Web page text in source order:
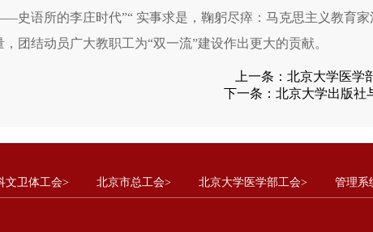
史语所的李庄时代”“ 实事求是，鞠躬尽瘁：马克思主义教育
，团结动员广大教职工为“双一流”建设作出更大的贡献。
上一条： 北京大学医学
下一条： 北京大学出版社
文卫体工会> 北京市总工会> 北京大学医学部工会> 管理系